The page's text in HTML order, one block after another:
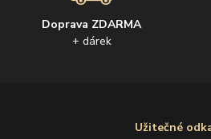
Doprava ZDARMA
+ dárek
Užitečné